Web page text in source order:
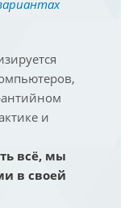
и
всё, мы
в своей